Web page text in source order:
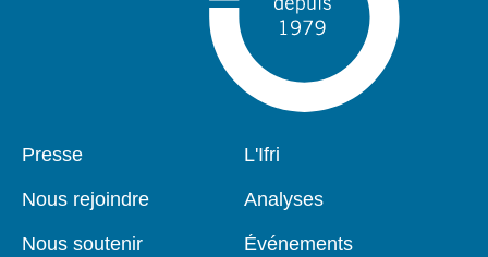
Pied
Presse
Nous rejoindre
Nous soutenir
Navigation
L'Ifri
Analyses
Événements